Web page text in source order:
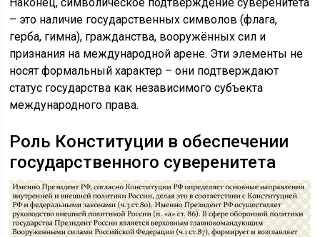
Наконец, символическое подтверждение суверенитета
– это наличие государственных символов (флага,
герба, гимна), гражданства, вооружённых сил и
признания на международной арене. Эти элементы не
носят формальный характер – они подтверждают
статус государства как независимого субъекта
международного права.
Роль Конституции в обеспечении
государственного суверенитета